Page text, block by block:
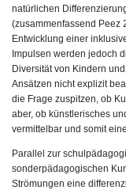
natürlichen
(zusammenfassend Peez
Entwicklung einer
Impulsen werden jedoch
Diversität von Kindern
Ansätzen nicht explizit
die Frage zuspitzen, ob
aber, ob künstlerisches
vermittelbar und somit
Parallel zur
sonderpädagogischen
Strömungen eine